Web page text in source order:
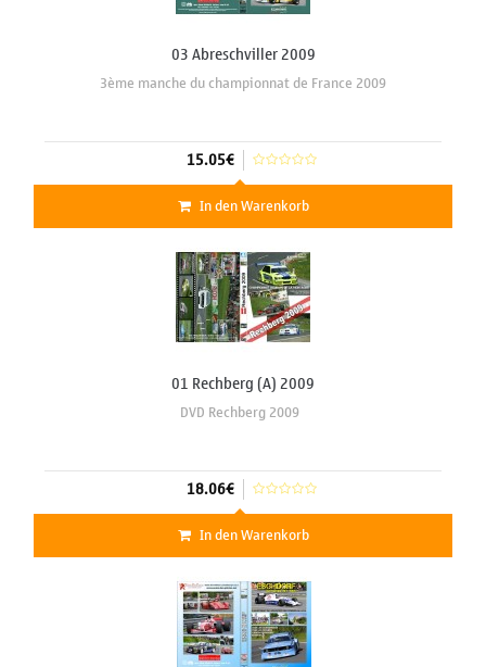
03 Abreschviller 2009
3ème manche du championnat de France 2009
15.05€
In den Warenkorb
01 Rechberg (A) 2009
DVD Rechberg 2009
18.06€
In den Warenkorb